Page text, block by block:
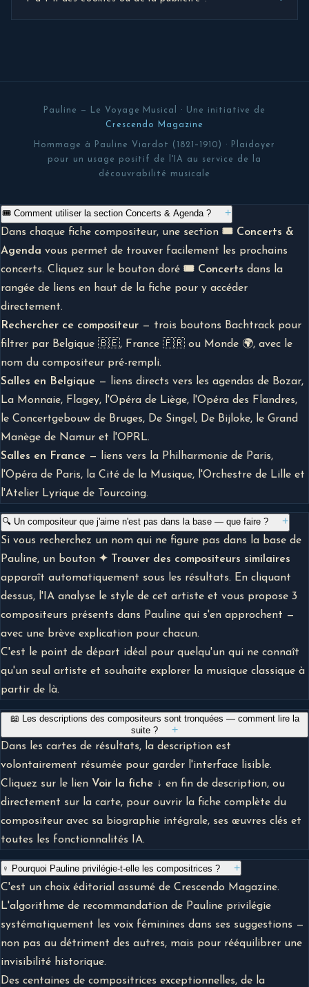
Pauline — Le Voyage Musical · Une initiative de
Crescendo Magazine
Hommage à Pauline Viardot (1821–1910) · Plaidoyer
pour un usage positif de l'IA au service de la
découvrabilité musicale
🎟 Comment utiliser la section Concerts & Agenda ? +
Dans chaque fiche compositeur, une section 🎟 Concerts &
Agenda vous permet de trouver facilement les prochains
concerts. Cliquez sur le bouton doré 🎟 Concerts dans la
rangée de liens en haut de la fiche pour y accéder
directement.
Rechercher ce compositeur — trois boutons Bachtrack pour
filtrer par Belgique 🇧🇪, France 🇫🇷 ou Monde 🌍, avec le
nom du compositeur pré-rempli.
Salles en Belgique — liens directs vers les agendas de Bozar,
La Monnaie, Flagey, l'Opéra de Liège, l'Opéra des Flandres,
le Concertgebouw de Bruges, De Singel, De Bijloke, le Grand
Manège de Namur et l'OPRL.
Salles en France — liens vers la Philharmonie de Paris,
l'Opéra de Paris, la Cité de la Musique, l'Orchestre de Lille et
l'Atelier Lyrique de Tourcoing.
🔍 Un compositeur que j'aime n'est pas dans la base — que faire ? +
Si vous recherchez un nom qui ne figure pas dans la base de
Pauline, un bouton ✦ Trouver des compositeurs similaires
apparaît automatiquement sous les résultats. En cliquant
dessus, l'IA analyse le style de cet artiste et vous propose 3
compositeurs présents dans Pauline qui s'en approchent —
avec une brève explication pour chacun.
C'est le point de départ idéal pour quelqu'un qui ne connaît
qu'un seul artiste et souhaite explorer la musique classique à
partir de là.
📖 Les descriptions des compositeurs sont tronquées — comment lire la
suite ?
+
Dans les cartes de résultats, la description est
volontairement résumée pour garder l'interface lisible.
Cliquez sur le lien Voir la fiche ↓ en fin de description, ou
directement sur la carte, pour ouvrir la fiche complète du
compositeur avec sa biographie intégrale, ses œuvres clés et
toutes les fonctionnalités IA.
♀ Pourquoi Pauline privilégie-t-elle les compositrices ? +
C'est un choix éditorial assumé de Crescendo Magazine.
L'algorithme de recommandation de Pauline privilégie
systématiquement les voix féminines dans ses suggestions —
non pas au détriment des autres, mais pour rééquilibrer une
invisibilité historique.
Des centaines de compositrices exceptionnelles, de la